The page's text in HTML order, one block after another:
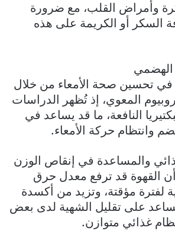
وأمراض القلب، مع ضرورة
السكر أو الكريمة على هذه
الهضمي
في تحسين صحة الأمعاء من خلال
المعوي، إذ تُظهر الدراسات
النافعة، ما قد يساعد في
وانتظام حركة الأمعاء.
والمساعدة في إنقاص الوزن
القهوة قد ترفع معدل حرق
لفترة مؤقتة، وتزيد من أكسدة
على تقليل الشهية لدى بعض
غذائي متوازن.